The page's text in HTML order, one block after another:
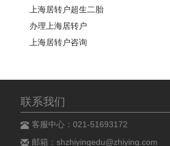
上海居转户超生二胎
办理上海居转户
上海居转户咨询
联系我们
客服中心：021-51693172
邮箱：shzhiyingedu@zhiying.com